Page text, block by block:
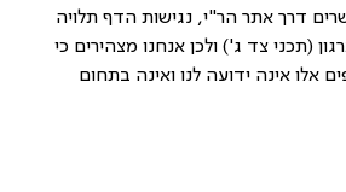
דרך אתר הר"י, נגישות הדף תלויה
(תכני צד ג') ולכן אנחנו מצהירים כי
אלו אינה ידועה לנו ואינה בתחום